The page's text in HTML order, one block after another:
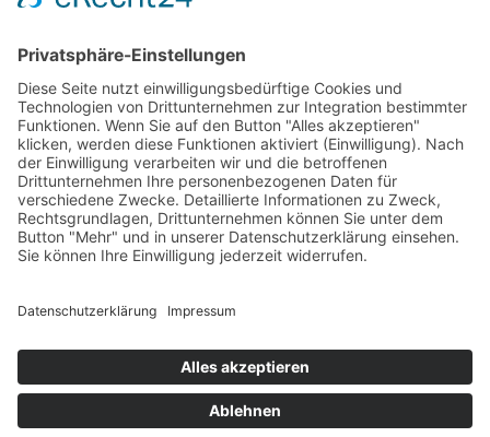
Copyright © 2026 Montagsfreude
E-Mail
Nachricht